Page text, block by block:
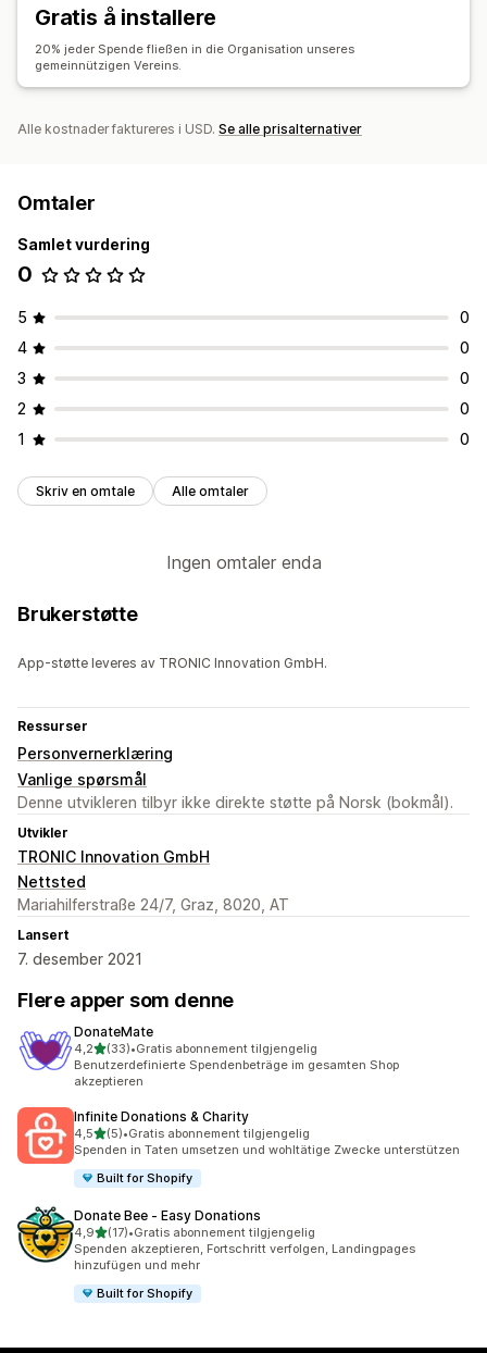
Gratis å installere
20% jeder Spende fließen in die Organisation unseres
gemeinnützigen Vereins.
Alle kostnader faktureres i USD. Se alle prisalternativer
Omtaler
Samlet vurdering
0
5
0
4
0
3
0
2
0
1
0
Skriv en omtale Alle omtaler
Ingen omtaler enda
Brukerstøtte
App-støtte leveres av TRONIC Innovation GmbH.
Ressurser
Personvernerklæring
Vanlige spørsmål
Denne utvikleren tilbyr ikke direkte støtte på Norsk (bokmål).
Utvikler
TRONIC Innovation GmbH
Nettsted
Mariahilferstraße 24/7, Graz, 8020, AT
Lansert
7. desember 2021
Flere apper som denne
DonateMate
4,2av 5 stjerner
(33)
Totalt 33 omtaler
•Gratis abonnement tilgjengelig
Benutzerdefinierte Spendenbeträge im gesamten Shop
akzeptieren
Infinite Donations & Charity
4,5av 5 stjerner
(5)
Totalt 5 omtaler
•Gratis abonnement tilgjengelig
Spenden in Taten umsetzen und wohltätige Zwecke unterstützen
Built for Shopify
Donate Bee ‑ Easy Donations
4,9av 5 stjerner
(17)
Totalt 17 omtaler
•Gratis abonnement tilgjengelig
Spenden akzeptieren, Fortschritt verfolgen, Landingpages
hinzufügen und mehr
Built for Shopify